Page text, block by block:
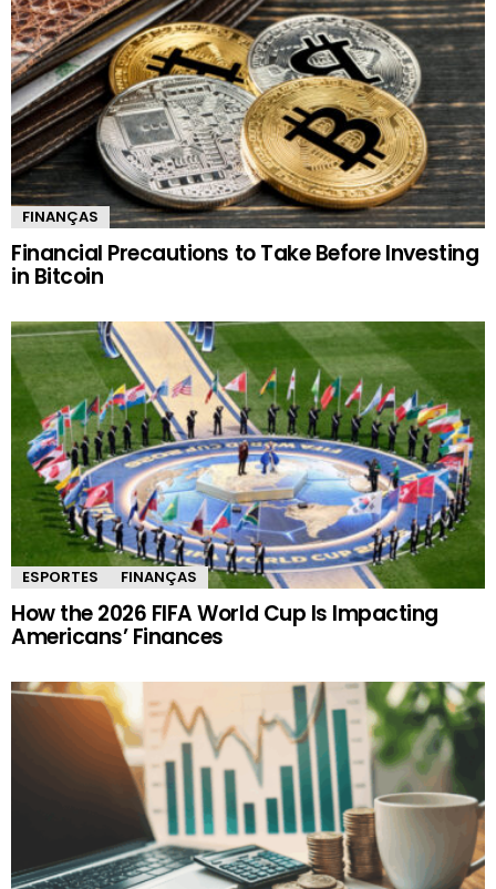
FINANÇAS
Financial Precautions to Take Before Investing
in Bitcoin
ESPORTES FINANÇAS
How the 2026 FIFA World Cup Is Impacting
Americans’ Finances